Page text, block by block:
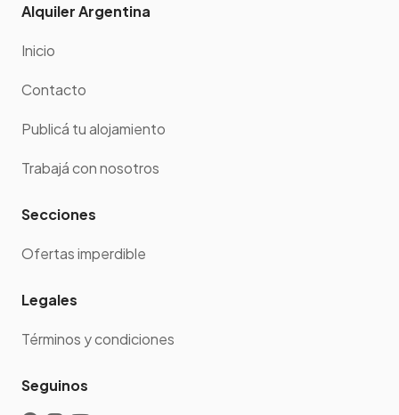
Alquiler Argentina
Inicio
Contacto
Publicá tu alojamiento
Trabajá con nosotros
Secciones
Ofertas imperdible
Legales
Términos y condiciones
Seguinos